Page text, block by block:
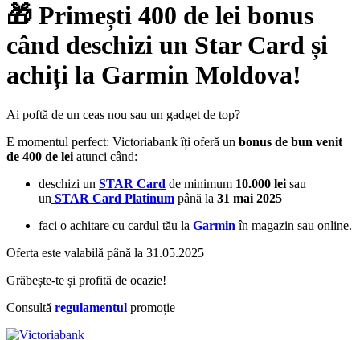
🎁 Primești 400 de lei bonus
când deschizi un Star Card și
achiți la Garmin Moldova!
Ai poftă de un ceas nou sau un gadget de top?
E momentul perfect: Victoriabank îți oferă un bonus de bun venit
de 400 de lei atunci când:
deschizi un STAR Card de minimum 10.000 lei sau
un STAR Card Platinum până la 31 mai 2025
faci o achitare cu cardul tău la Garmin în magazin sau online.
Oferta este valabilă până la 31.05.2025
Grăbește-te și profită de ocazie!
Consultă regulamentul promoție